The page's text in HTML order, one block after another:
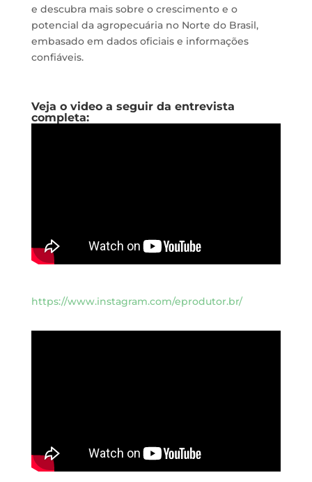
e descubra mais sobre o crescimento e o
potencial da agropecuária no Norte do Brasil,
embasado em dados oficiais e informações
confiáveis.
Veja o video a seguir da entrevista
completa:
https://www.instagram.com/eprodutor.br/